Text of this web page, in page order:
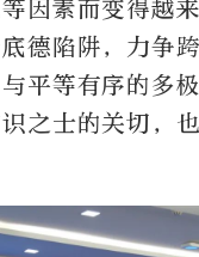
因素而变得越
德陷阱，力争
平等有序的多
之士的关切，